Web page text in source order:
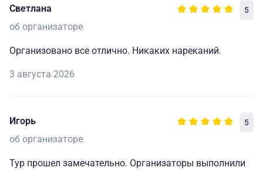
Светлана 5
об организаторе
Организовано все отлично. Никаких нареканий.
3 августа 2026
Игорь 5
об организаторе
Тур прошел замечательно. Организаторы выполнили